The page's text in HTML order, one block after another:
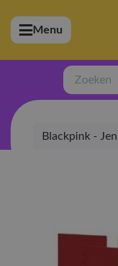
(Artiesten)
(Merchandise)
(Exclusive)
(Winkel)
Menu
Zoeken
Blackpink -